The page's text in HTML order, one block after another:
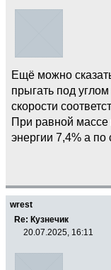
Ещё можно
прыгать под
скорости
При равной массе
энергии 7,4% а по
wrest
Re: Кузнечик
20.07.2025, 16:11